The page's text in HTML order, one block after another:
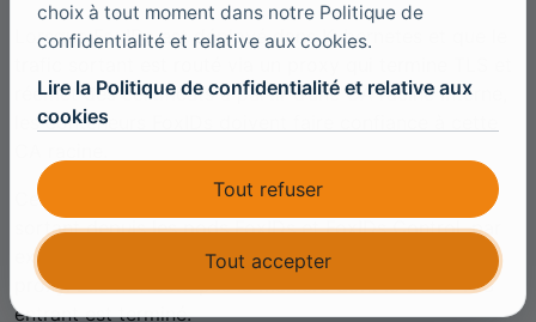
Lorsque FoxIDs est déployé dans Kubernetes et que le
réémet des certificats à partir d’une CA racine interne,
les conteneurs FoxIDs doivent faire confiance à cette
Cette configuration ne s’applique qu’au trafic HTTPS
sortant depuis les pods FoxIDs et FoxIDs Control, par
exemple les appels vers des services externes via le
proxy. Elle n’affecte pas la manière dont le trafic TLS
entrant est terminé.
choix à tout moment dans notre Politique de
confidentialité et relative aux cookies.
Lire la Politique de confidentialité et relative aux
cookies
Tout refuser
Tout accepter